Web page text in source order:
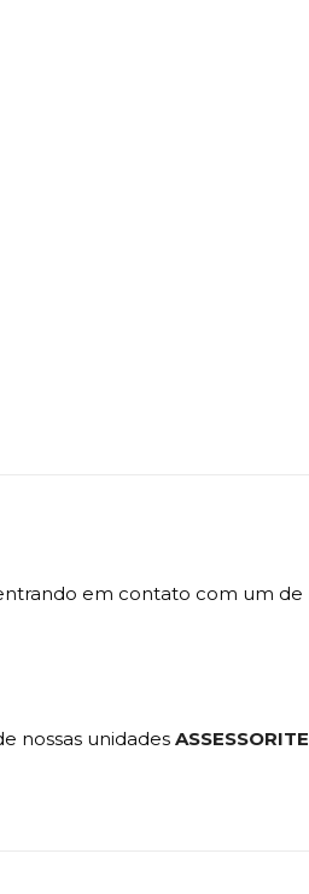
em contato com um de
nossas unidades